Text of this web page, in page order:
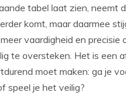
tabel laat zien, neemt
komt, maar daarmee
vaardigheid en precisie
te oversteken. Het is een
moet maken: ga je
speel je het veilig?